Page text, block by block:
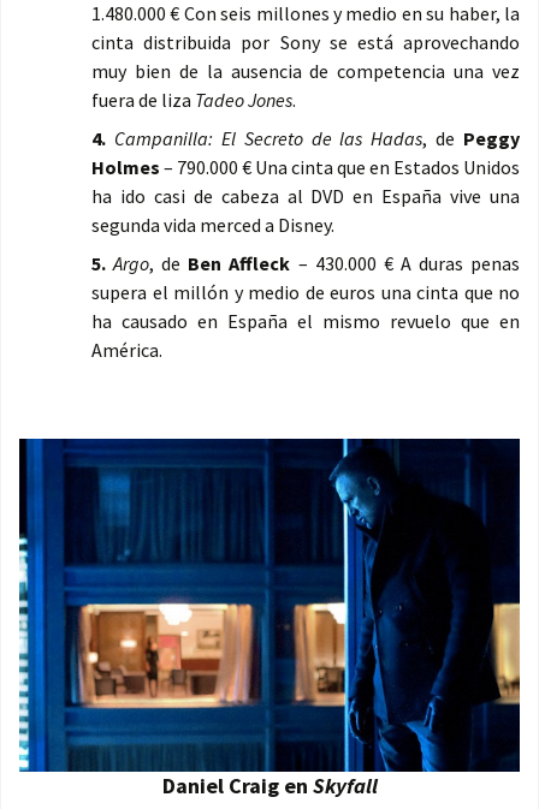
1.480.000 € Con seis millones y medio en su haber, la
cinta distribuida por Sony se está aprovechando
muy bien de la ausencia de competencia una vez
fuera de liza Tadeo Jones.
4. Campanilla: El Secreto de las Hadas, de Peggy
Holmes – 790.000 € Una cinta que en Estados Unidos
ha ido casi de cabeza al DVD en España vive una
segunda vida merced a Disney.
5. Argo, de Ben Affleck – 430.000 € A duras penas
supera el millón y medio de euros una cinta que no
ha causado en España el mismo revuelo que en
América.
Daniel Craig en Skyfall